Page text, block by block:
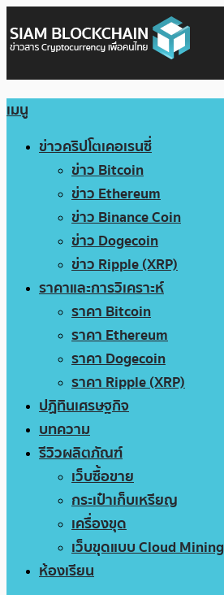
เมนู
ข่าวคริปโตเคอเรนซี่
ข่าว Bitcoin
ข่าว Ethereum
ข่าว Binance Coin
ข่าว Dogecoin
ข่าว Ripple (XRP)
ราคาและการวิเคราะห์
ราคา Bitcoin
ราคา Ethereum
ราคา Dogecoin
ราคา Ripple (XRP)
ปฏิทินเศรษฐกิจ
บทความ
รีวิวผลิตภัณฑ์
เว็บซื้อขาย
กระเป๋าเก็บเหรียญ
เครื่องขุด
เว็บขุดแบบ Cloud Mining
ห้องเรียน